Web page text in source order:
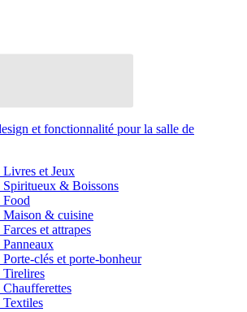
et fonctionnalité pour la salle de
Livres et Jeux
Spiritueux & Boissons
Food
Maison & cuisine
et attrapes
clés et porte-bonheur
Tirelires
Chaufferettes
Textiles